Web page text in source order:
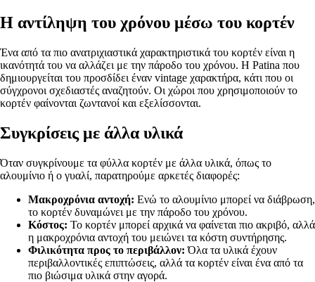
Η αντίληψη του χρόνου μέσω του κορτέν
Ένα από τα πιο ανατριχιαστικά χαρακτηριστικά του κορτέν είναι η
ικανότητά του να αλλάζει με την πάροδο του χρόνου. Η Patina που
δημιουργείται του προσδίδει έναν vintage χαρακτήρα, κάτι που οι
σύγχρονοι σχεδιαστές αναζητούν. Οι χώροι που χρησιμοποιούν το
κορτέν φαίνονται ζωντανοί και εξελίσσονται.
Συγκρίσεις με άλλα υλικά
Όταν συγκρίνουμε τα φύλλα κορτέν με άλλα υλικά, όπως το
αλουμίνιο ή ο γυαλί, παρατηρούμε αρκετές διαφορές:
Μακροχρόνια αντοχή: Ενώ το αλουμίνιο μπορεί να διάβρωση,
το κορτέν δυναμώνει με την πάροδο του χρόνου.
Κόστος: Το κορτέν μπορεί αρχικά να φαίνεται πιο ακριβό, αλλά
η μακροχρόνια αντοχή του μειώνει τα κόστη συντήρησης.
Φιλικότητα προς το περιβάλλον: Όλα τα υλικά έχουν
περιβαλλοντικές επιπτώσεις, αλλά τα κορτέν είναι ένα από τα
πιο βιώσιμα υλικά στην αγορά.